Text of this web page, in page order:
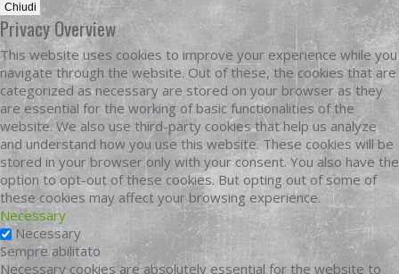
Chiudi
Privacy Overview
This website uses cookies to improve your experience while you
navigate through the website. Out of these, the cookies that are
categorized as necessary are stored on your browser as they
are essential for the working of basic functionalities of the
website. We also use third-party cookies that help us analyze
and understand how you use this website. These cookies will be
stored in your browser only with your consent. You also have the
option to opt-out of these cookies. But opting out of some of
these cookies may affect your browsing experience.
Necessary
Necessary
Sempre abilitato
Necessary cookies are absolutely essential for the website to